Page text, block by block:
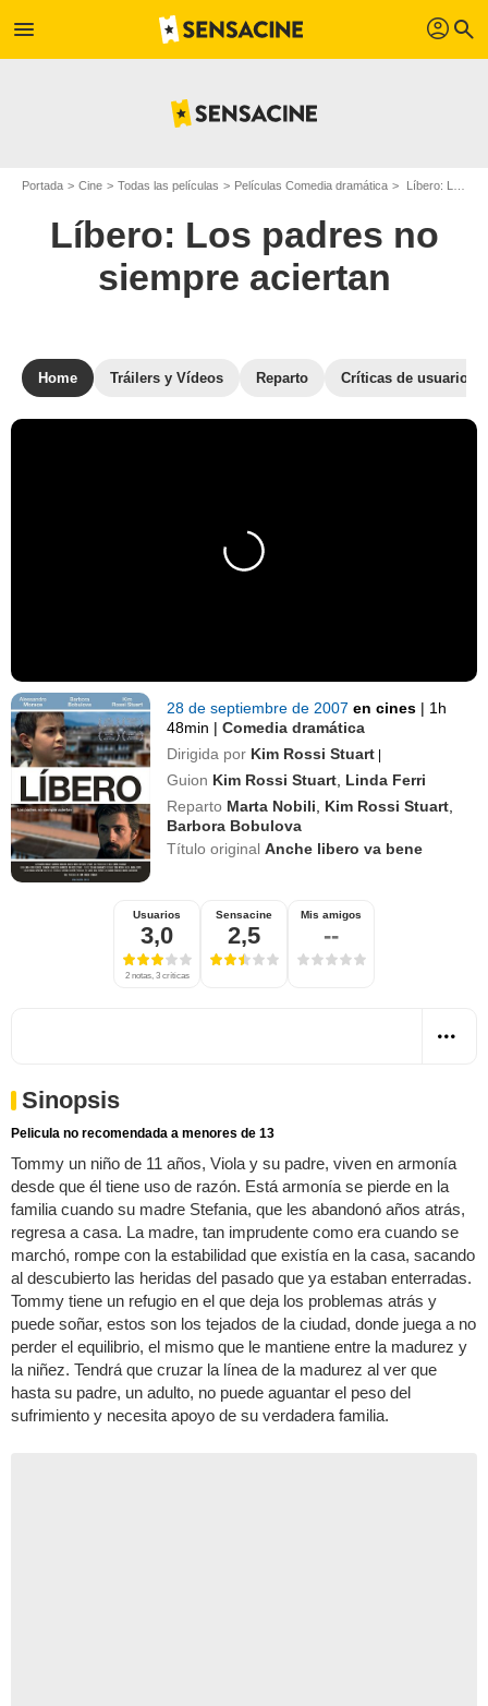
menu profil search
Portada Cine Todas las películas Películas Comedia dramática Líbero: Los padres no siempre aciertan
Líbero: Los padres no
siempre aciertan
Home Tráilers y Vídeos Reparto Críticas de usuarios
28 de septiembre de 2007en cines | 1h
48min | Comedia dramática
Dirigida por Kim Rossi Stuart |
Guion Kim Rossi Stuart Linda Ferri
Reparto Marta Nobili Kim Rossi Stuart
Barbora Bobulova
Título originalAnche libero va bene
Usuarios
3,0
2 notas, 3 críticas
Sensacine
2,5
Mis amigos
--
Sinopsis
Pelicula no recomendada a menores de 13
Tommy un niño de 11 años, Viola y su padre, viven en armonía
desde que él tiene uso de razón. Está armonía se pierde en la
familia cuando su madre Stefania, que les abandonó años atrás,
regresa a casa. La madre, tan imprudente como era cuando se
marchó, rompe con la estabilidad que existía en la casa, sacando
al descubierto las heridas del pasado que ya estaban enterradas.
Tommy tiene un refugio en el que deja los problemas atrás y
puede soñar, estos son los tejados de la ciudad, donde juega a no
perder el equilibrio, el mismo que le mantiene entre la madurez y
la niñez. Tendrá que cruzar la línea de la madurez al ver que
hasta su padre, un adulto, no puede aguantar el peso del
sufrimiento y necesita apoyo de su verdadera familia.